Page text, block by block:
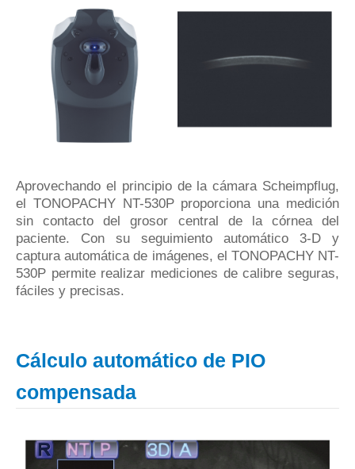
Aprovechando el principio de la cámara Scheimpflug,
el TONOPACHY NT-530P proporciona una medición
sin contacto del grosor central de la córnea del
paciente.
Con su seguimiento automático 3-D y
captura automática de imágenes, el TONOPACHY NT-
530P permite realizar mediciones de calibre seguras,
fáciles y precisas.
Cálculo automático de PIO
compensada